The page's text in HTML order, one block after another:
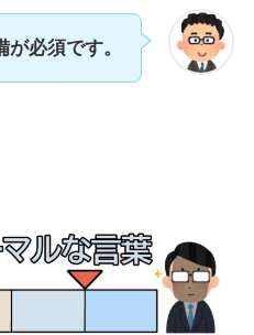
必須です。